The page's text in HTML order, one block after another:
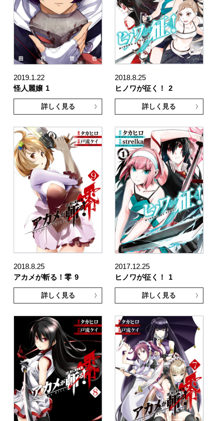
2019.1.22
怪人麗嬢 1
詳しく見る
2018.8.25
ヒノワが征く！
2
詳しく見る
2018.8.25
アカメが斬る！零 9
詳しく見る
2017.12.25
ヒノワが征く！
1
詳しく見る